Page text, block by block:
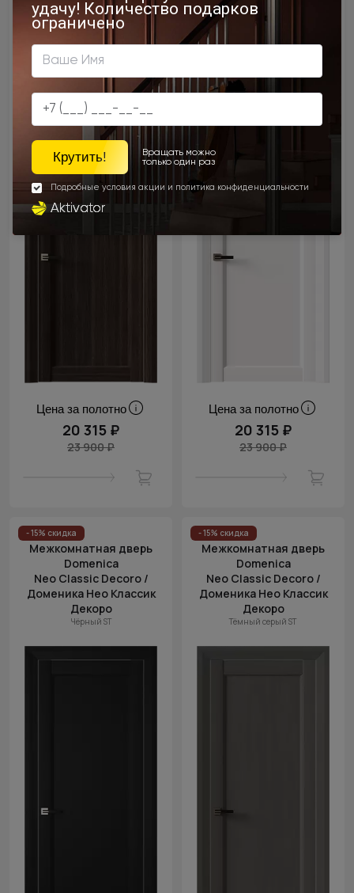
Domenica
Neo Classic Decoro /
Декоро
Венге Нуар
Цена за полотно
20 315 ₽
23 900 ₽
Domenica
Neo Classic Decoro /
Доменика Нео Классик
Цена за полотно
20 315 ₽
23 900 ₽
- 15% скидка
Межкомнатная дверь
Domenica
Neo Classic Decoro /
Доменика Нео Классик
Декоро
Чёрный ST
- 15% скидка
Межкомнатная дверь
Domenica
Neo Classic Decoro /
Доменика Нео Классик
Декоро
Тёмный серый ST